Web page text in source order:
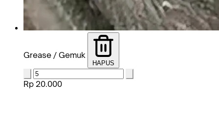
Grease / Gemuk
HAPUS
Rp 20.000